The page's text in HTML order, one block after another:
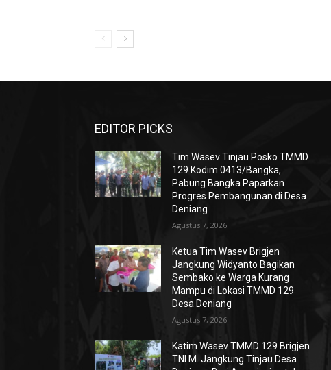
EDITOR PICKS
Tim Wasev Tinjau Posko TMMD
129 Kodim 0413/Bangka,
Pabung Bangka Paparkan
Progres Pembangunan di Desa
Deniang
Agustus 7, 2026
Ketua Tim Wasev Brigjen
Jangkung Widyanto Bagikan
Sembako ke Warga Kurang
Mampu di Lokasi TMMD 129
Desa Deniang
Agustus 7, 2026
Katim Wasev TMMD 129 Brigjen
TNI M. Jangkung Tinjau Desa